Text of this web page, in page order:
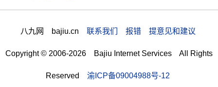
八九网 bajiu.cn 联系我们 报错 提意见和建议
Copyright © 2006-2026 Bajiu Internet Services All Rights
Reserved 渝ICP备09004988号-12